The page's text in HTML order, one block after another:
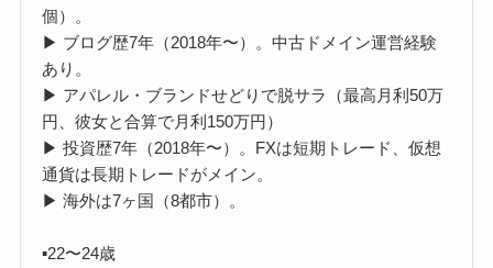
個）。
▶︎ ブログ歴7年（2018年〜）。中古ドメイン運営経験
あり。
▶︎ アパレル・ブランドせどりで脱サラ（最高月利50万
円、彼女と合算で月利150万円）
▶︎ 投資歴7年（2018年〜）。FXは短期トレード、仮想
通貨は長期トレードがメイン。
▶︎ 海外は7ヶ国（8都市）。
▪️22〜24歳